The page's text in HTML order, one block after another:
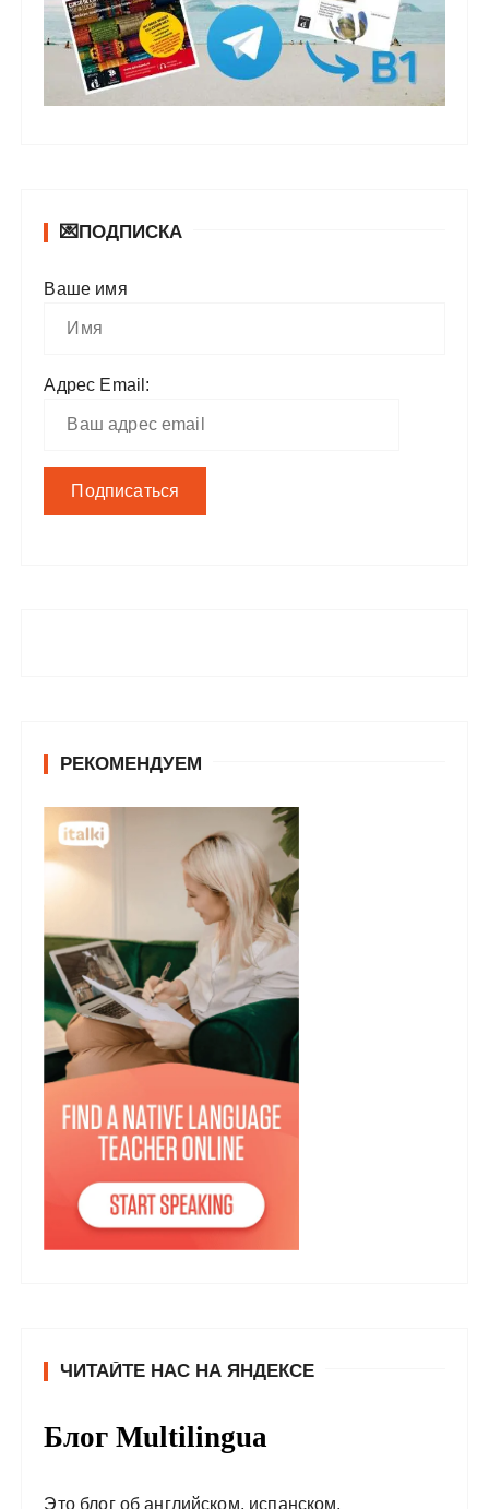
💌ПОДПИСКА
Ваше имя
Адрес Email:
РЕКОМЕНДУЕМ
ЧИТАЙТЕ НАС НА ЯНДЕКСЕ
Блог Multilingua
Это блог об английском, испанском,